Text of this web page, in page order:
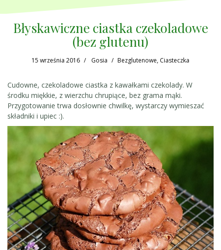
Błyskawiczne ciastka czekoladowe
(bez glutenu)
15 września 2016 Gosia Bezglutenowe, Ciasteczka
Cudowne, czekoladowe ciastka z kawałkami czekolady. W
środku miękkie, z wierzchu chrupiące, bez grama mąki.
Przygotowanie trwa dosłownie chwilkę, wystarczy wymieszać
składniki i upiec :).